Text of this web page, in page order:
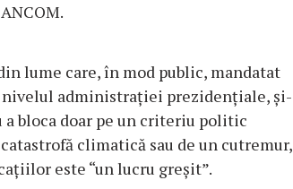
lume care, în mod public, mandatat
nivelul administraţiei prezidenţiale, şi-
a bloca doar pe un criteriu politic
climatică sau de un cutremur,
este “un lucru greşit”.